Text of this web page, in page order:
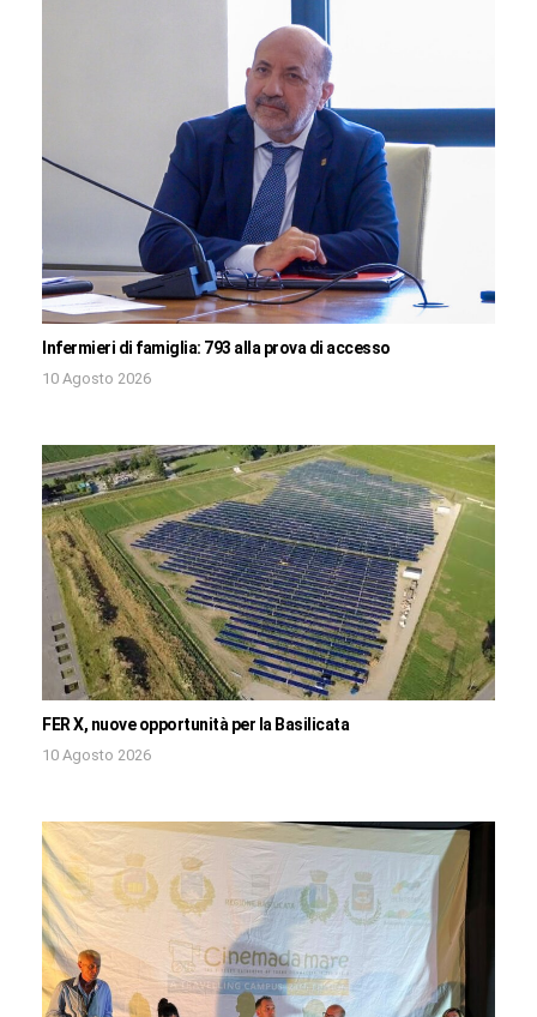
Infermieri di famiglia: 793 alla prova di accesso
10 Agosto 2026
FER X, nuove opportunità per la Basilicata
10 Agosto 2026